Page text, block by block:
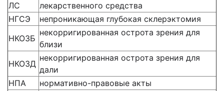
ЛС
лекарственного средства
НГСЭ
непроникающая глубокая склерэктомия
НКОЗБ
некорригированная острота зрения для
близи
НКОЗД
некорригированная острота зрения для
дали
НПА
нормативно-правовые акты